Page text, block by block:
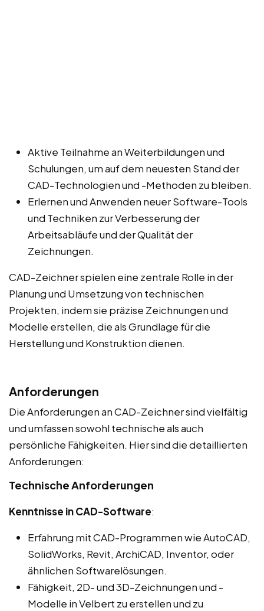
Aktive Teilnahme an Weiterbildungen und
Schulungen, um auf dem neuesten Stand der
CAD-Technologien und -Methoden zu bleiben.
Erlernen und Anwenden neuer Software-Tools
und Techniken zur Verbesserung der
Arbeitsabläufe und der Qualität der
Zeichnungen.
CAD-Zeichner spielen eine zentrale Rolle in der
Planung und Umsetzung von technischen
Projekten, indem sie präzise Zeichnungen und
Modelle erstellen, die als Grundlage für die
Herstellung und Konstruktion dienen.
Anforderungen
Die Anforderungen an CAD-Zeichner sind vielfältig
und umfassen sowohl technische als auch
persönliche Fähigkeiten. Hier sind die detaillierten
Anforderungen:
Technische Anforderungen
Kenntnisse in CAD-Software:
Erfahrung mit CAD-Programmen wie AutoCAD,
SolidWorks, Revit, ArchiCAD, Inventor, oder
ähnlichen Softwarelösungen.
Fähigkeit, 2D- und 3D-Zeichnungen und -
Modelle in Velbert zu erstellen und zu